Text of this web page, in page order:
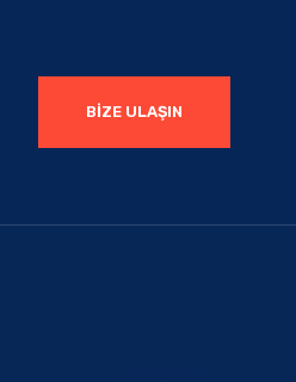
BIZE ULAŞIN